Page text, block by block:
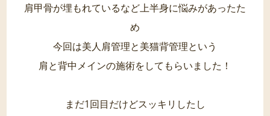
肩甲骨が埋もれているなど上半身に悩みがあったた
め
今回は美人肩管理と美猫背管理という
肩と背中メインの施術をしてもらいました！
まだ1回目だけどスッキリしたし